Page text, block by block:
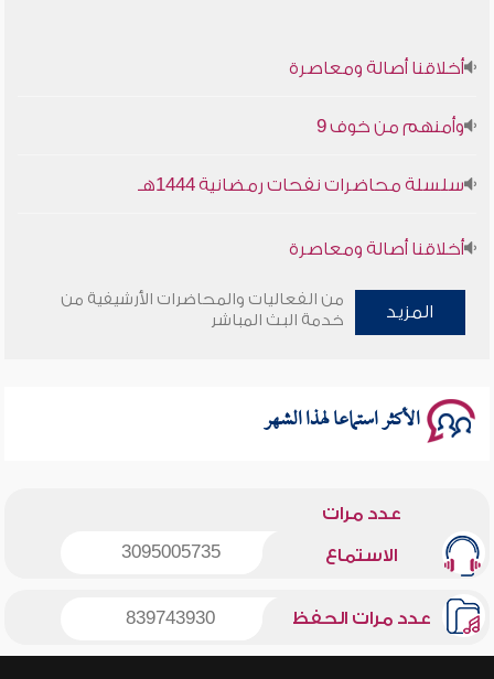
أخلاقنا أصالة ومعاصرة
وأمنهم من خوف 9
سلسلة محاضرات نفحات رمضانية 1444هـ
أخلاقنا أصالة ومعاصرة
وأمنهم من خوف 9
المزيد
من الفعاليات والمحاضرات الأرشيفية من
خدمة البث المباشر
الأكثر استماعا لهذا الشهر
عدد مرات
الاستماع 3095005735
عدد مرات الحفظ 839743930